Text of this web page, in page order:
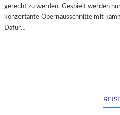
gerecht zu werden. Gespielt werden
konzertante Opernausschnitte mit
Dafür…